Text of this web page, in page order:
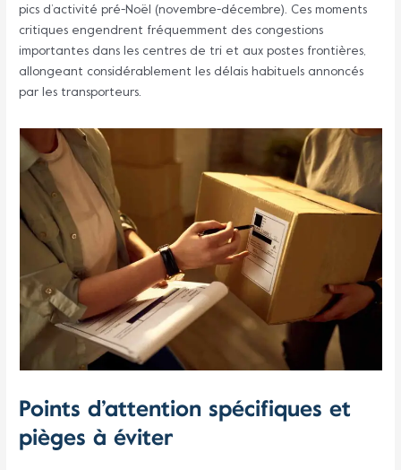
pics d’activité pré-Noël (novembre-décembre). Ces moments
critiques engendrent fréquemment des congestions
importantes dans les centres de tri et aux postes frontières,
allongeant considérablement les délais habituels annoncés
par les transporteurs.
Points d’attention spécifiques et
pièges à éviter